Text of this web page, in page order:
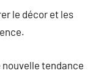
le décor et les
nouvelle tendance